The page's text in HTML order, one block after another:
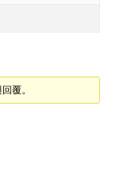
覆。